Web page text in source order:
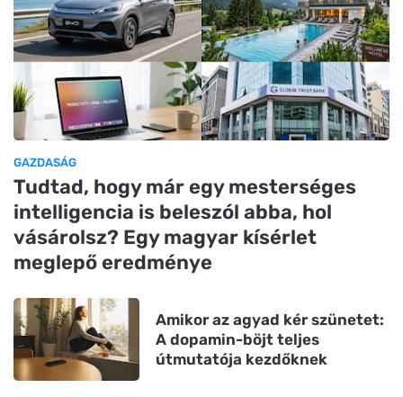
GAZDASÁG
Tudtad, hogy már egy mesterséges
intelligencia is beleszól abba, hol
vásárolsz? Egy magyar kísérlet
meglepő eredménye
Amikor az agyad kér szünetet:
A dopamin-böjt teljes
útmutatója kezdőknek